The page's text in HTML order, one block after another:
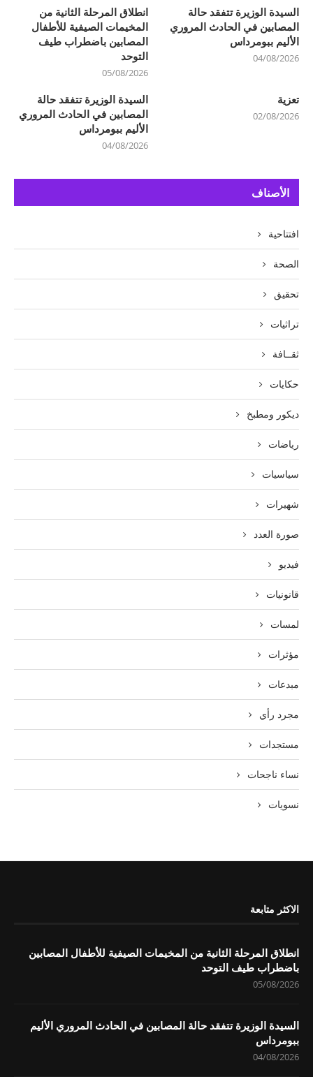
انطلاق المرحلة الثانية من
المخيمات الصيفية للأطفال
المصابين باضطراب طيف
التوحد
05/08/2026
السيدة الوزيرة تتفقد حالة
المصابين في الحادث المروري
الأليم ببومرداس
04/08/2026
السيدة الوزيرة تتفقد حالة
المصابين في الحادث المروري
الأليم ببومرداس
04/08/2026
تعزية
02/08/2026
الأصناف
افتتاحية
الصحة
تحقيق
تراثيات
ثقــافة
حكايات
ديكور ومطبخ
رياضات
سياسيات
شهيرات
صورة العدد
فيديو
قانونيات
لمسات
مؤثرات
مبدعات
مجرد رأي
مستجدات
نساء ناجحات
نسويات
الاكثر متابعة
انطلاق المرحلة الثانية من المخيمات الصيفية للأطفال المصابين
باضطراب طيف التوحد
05/08/2026
السيدة الوزيرة تتفقد حالة المصابين في الحادث المروري الأليم
ببومرداس
04/08/2026